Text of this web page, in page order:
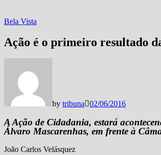
Bela Vista
Ação é o primeiro resultado
by tribuna 02/06/2016
A Ação de Cidadania, estará
Álvaro Mascarenhas, em frente à
João Carlos Velásquez